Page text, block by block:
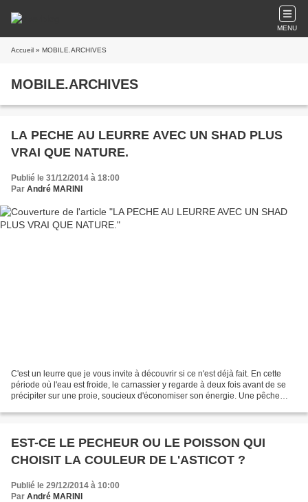
MENU
Accueil » MOBILE.ARCHIVES
MOBILE.ARCHIVES
LA PECHE AU LEURRE AVEC UN SHAD PLUS
VRAI QUE NATURE.
Publié le 31/12/2014 à 18:00
Par André MARINI
C'est un leurre que je vous invite à découvrir si ce n'est déjà fait. En cette
période où l'eau est froide, le carnassier y regarde à deux fois avant de se
précipiter sur une proie, soucieux d'économiser son énergie. Une pêche
EST-CE LE PECHEUR OU LE POISSON QUI
CHOISIT LA COULEUR DE L'ASTICOT ?
Publié le 29/12/2014 à 10:00
Par André MARINI